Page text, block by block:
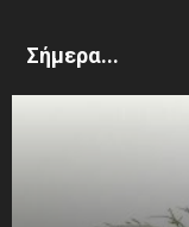
Σήμερα...